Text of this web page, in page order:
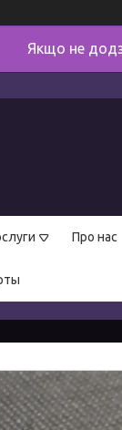
Якщо не
Про нас